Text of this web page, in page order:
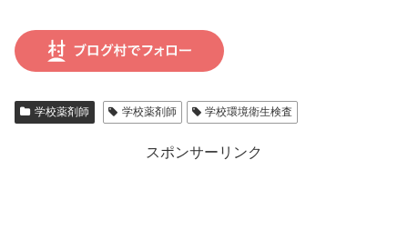
学校薬剤師 学校薬剤師 学校環境衛生検査
スポンサーリンク